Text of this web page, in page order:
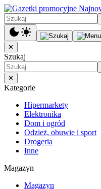
✕
Szukaj
✕
Kategorie
Hipermarkety
Elektronika
Dom i ogród
Odzież, obuwie i sport
Drogeria
Inne
Magazyn
Magazyn